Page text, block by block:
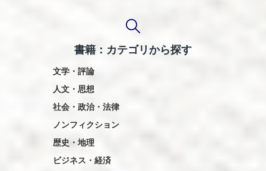
書籍：カテゴリから探す
文学・評論
人文・思想
社会・政治・法律
ノンフィクション
歴史・地理
ビジネス・経済